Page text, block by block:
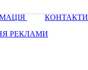
КОНТАКТИ
РЕКЛАМИ